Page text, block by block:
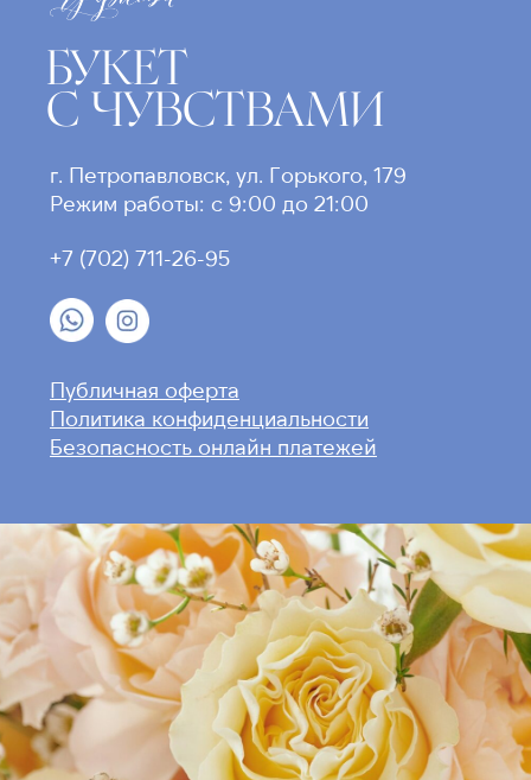
БУКЕТ
С ЧУВСТВАМИ
+7 (702) 711-26-95
г. Петропавловск, ул. Горького, 179
Режим работы: с 9:00 до 21:00
Публичная оферта
Политика конфиденциальности
Безопасность онлайн платежей